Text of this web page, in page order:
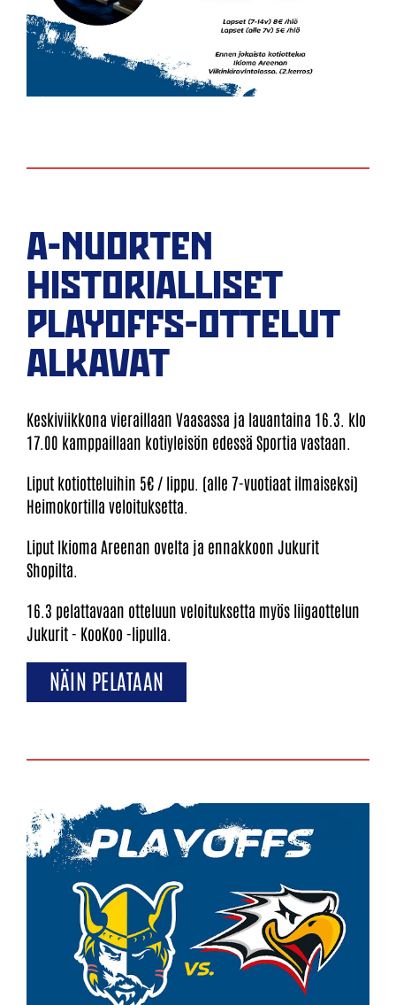
A-NUORTEN
HISTORIALLISET
PLAYOFFS-OTTELUT
ALKAVAT
Keskiviikkona vieraillaan Vaasassa ja lauantaina 16.3. klo
17.00 kamppaillaan kotiyleisön edessä Sportia vastaan.
Liput kotiotteluihin 5€ / lippu. (alle 7-vuotiaat ilmaiseksi)
Heimokortilla veloituksetta.
Liput Ikioma Areenan ovelta ja ennakkoon Jukurit
Shopilta.
16.3 pelattavaan otteluun veloituksetta myös liigaottelun
Jukurit - KooKoo -lipulla.
NÄIN PELATAAN